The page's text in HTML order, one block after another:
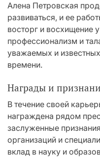
Алена Петровская
развиваться, и ее
восторг и восхищение
профессионализм и
уважаемых и
времени.
Награды и
В течение своей
награждена рядом
заслуженные
организаций и
вклад в науку и